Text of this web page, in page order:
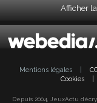
Afficher
Mentions légales
Cookies
Depuis 2004, JeuxActu